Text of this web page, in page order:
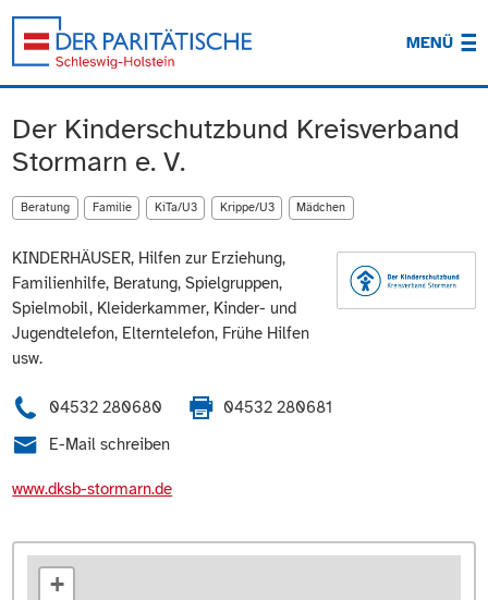
MENÜ
Der Kinderschutzbund Kreisverband
Stormarn e. V.
Beratung Familie KiTa/U3 Krippe/U3 Mädchen
KINDERHÄUSER, Hilfen zur Erziehung,
Familienhilfe, Beratung, Spielgruppen,
Spielmobil, Kleiderkammer, Kinder- und
Jugendtelefon, Elterntelefon, Frühe Hilfen
usw.
04532 280680
04532 280681
E-Mail schreiben
www.dksb-stormarn.de
+